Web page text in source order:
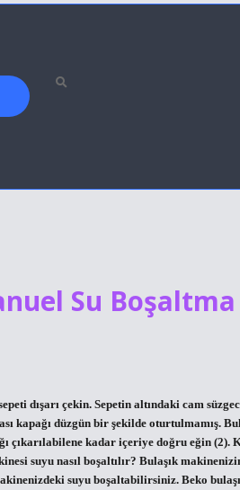
Su Boşaltma
dışarı çekin. Sepetin altındaki cam
kapağı düzgün bir şekilde oturtulmamış.
çıkarılabilene kadar içeriye doğru eğin (2).
suyu nasıl boşaltılır? Bulaşık
suyu boşaltabilirsiniz. Beko